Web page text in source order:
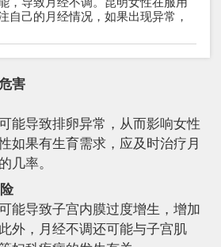
自己的月经情况，如果出现异常，
害
能导致排卵异常，从而影响女性
如果有生育需求，应及时治疗月
几率。
能导致子宫内膜过度增生，增加
外，月经不调还可能与子宫肌